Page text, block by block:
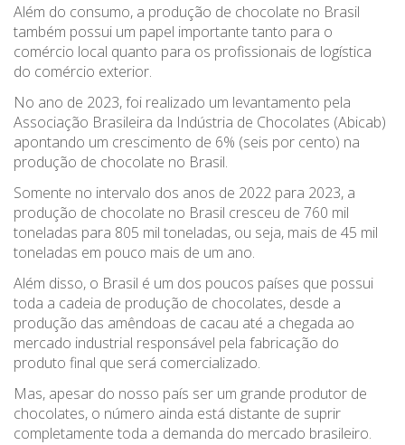
Além do consumo, a produção de chocolate no Brasil
também possui um papel importante tanto para o
comércio local quanto para os profissionais de logística
do comércio exterior.
No ano de 2023, foi realizado um levantamento pela
Associação Brasileira da Indústria de Chocolates (Abicab)
apontando um crescimento de 6% (seis por cento) na
produção de chocolate no Brasil.
Somente no intervalo dos anos de 2022 para 2023, a
produção de chocolate no Brasil cresceu de 760 mil
toneladas para 805 mil toneladas, ou seja, mais de 45 mil
toneladas em pouco mais de um ano.
Além disso, o Brasil é um dos poucos países que possui
toda a cadeia de produção de chocolates, desde a
produção das amêndoas de cacau até a chegada ao
mercado industrial responsável pela fabricação do
produto final que será comercializado.
Mas, apesar do nosso país ser um grande produtor de
chocolates, o número ainda está distante de suprir
completamente toda a demanda do mercado brasileiro.